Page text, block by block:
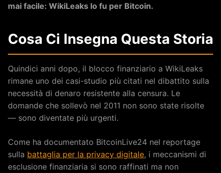
mai facile: WikiLeaks lo fu per Bitcoin.
Cosa Ci Insegna Questa Storia
Quindici anni dopo, il blocco finanziario a WikiLeaks
rimane uno dei casi-studio più citati nel dibattito sulla
necessità di denaro resistente alla censura. Le
domande che sollevò nel 2011 non sono state risolte
— sono diventate più urgenti.
Come ha documentato BitcoinLive24 nel reportage
sulla battaglia per la privacy digitale, i meccanismi di
esclusione finanziaria si sono raffinati ma non